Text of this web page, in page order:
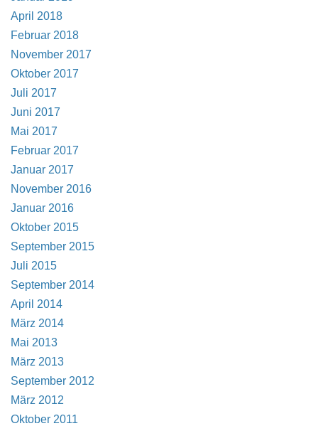
April 2018
Februar 2018
November 2017
Oktober 2017
Juli 2017
Juni 2017
Mai 2017
Februar 2017
Januar 2017
November 2016
Januar 2016
Oktober 2015
September 2015
Juli 2015
September 2014
April 2014
März 2014
Mai 2013
März 2013
September 2012
März 2012
Oktober 2011